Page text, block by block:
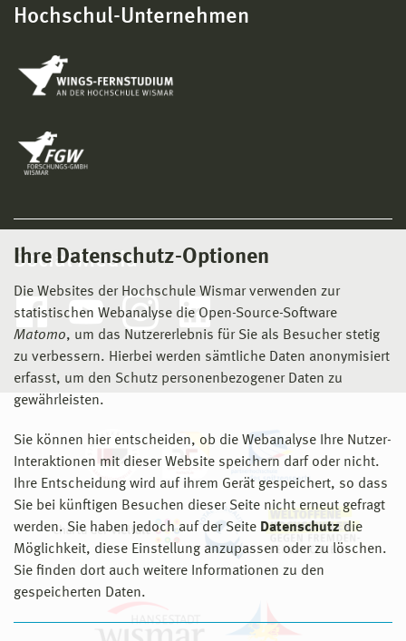
Ihre Datenschutz-Optionen
Die Websites der Hochschule Wismar verwenden zur
statistischen Webanalyse die Open-Source-Software
Matomo, um das Nutzererlebnis für Sie als Besucher stetig
zu verbessern. Hierbei werden sämtliche Daten anonymisiert
erfasst, um den Schutz personenbezogener Daten zu
gewährleisten.
Sie können hier entscheiden, ob die Webanalyse Ihre Nutzer-
Interaktionen mit dieser Website speichern darf oder nicht.
Ihre Entscheidung wird auf ihrem Gerät gespeichert, so dass
Sie bei künftigen Besuchen dieser Seite nicht erneut gefragt
werden. Sie haben jedoch auf der Seite Datenschutz die
Möglichkeit, diese Einstellung anzupassen oder zu löschen.
Sie finden dort auch weitere Informationen zu den
gespeicherten Daten.
Hochschul-Unternehmen
Social Media